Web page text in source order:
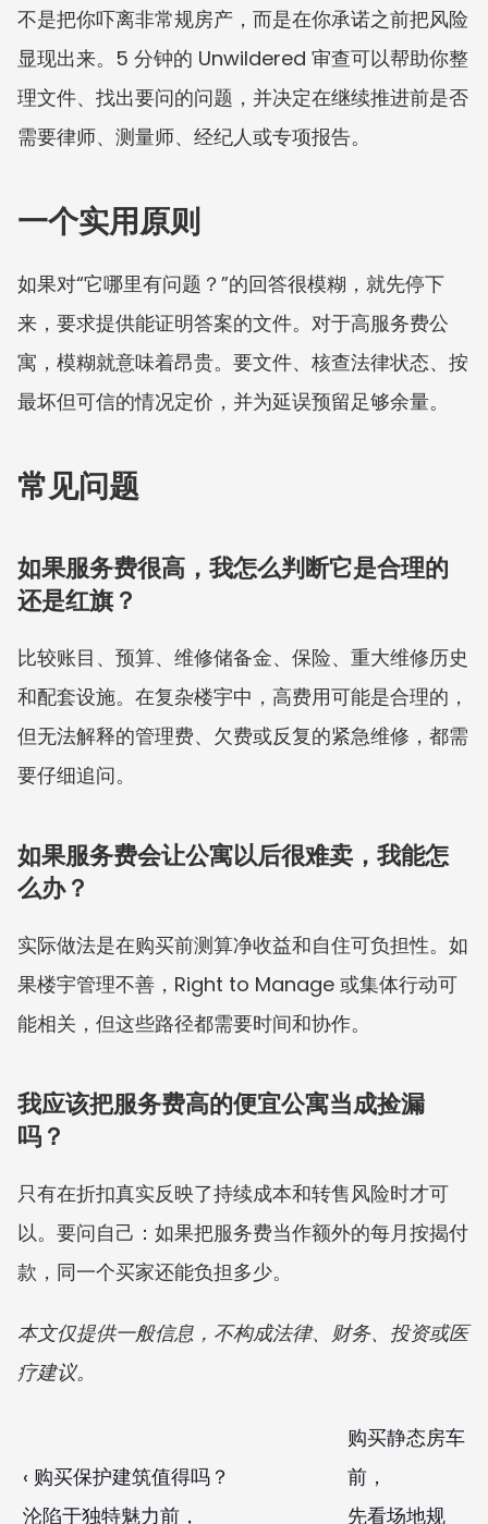
不是把你吓离非常规房产，而是在你承诺之前把风险
显现出来。5 分钟的 Unwildered 审查可以帮助你整
理文件、找出要问的问题，并决定在继续推进前是否
需要律师、测量师、经纪人或专项报告。
一个实用原则
如果对“它哪里有问题？”的回答很模糊，就先停下
来，要求提供能证明答案的文件。对于高服务费公
寓，模糊就意味着昂贵。要文件、核查法律状态、按
最坏但可信的情况定价，并为延误预留足够余量。
常见问题
如果服务费很高，我怎么判断它是合理的
还是红旗？
比较账目、预算、维修储备金、保险、重大维修历史
和配套设施。在复杂楼宇中，高费用可能是合理的，
但无法解释的管理费、欠费或反复的紧急维修，都需
要仔细追问。
如果服务费会让公寓以后很难卖，我能怎
么办？
实际做法是在购买前测算净收益和自住可负担性。如
果楼宇管理不善，Right to Manage 或集体行动可
能相关，但这些路径都需要时间和协作。
我应该把服务费高的便宜公寓当成捡漏
吗？
只有在折扣真实反映了持续成本和转售风险时才可
以。要问自己：如果把服务费当作额外的每月按揭付
款，同一个买家还能负担多少。
本文仅提供一般信息，不构成法律、财务、投资或医
疗建议。
‹ 购买保护建筑值得吗？
沦陷于独特魅力前，
购买静态房车
前，
先看场地规